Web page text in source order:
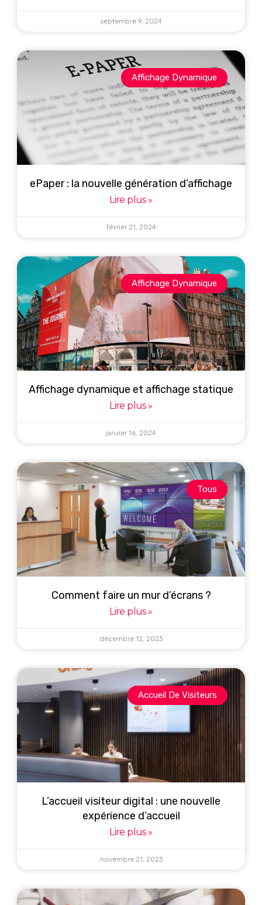
septembre 9, 2024
Affichage Dynamique
ePaper : la nouvelle génération d’affichage
Lire plus »
février 21, 2024
Affichage Dynamique
Affichage dynamique et affichage statique
Lire plus »
janvier 16, 2024
Tous
Comment faire un mur d’écrans ?
Lire plus »
décembre 12, 2023
Accueil De Visiteurs
L’accueil visiteur digital : une nouvelle
expérience d’accueil
Lire plus »
novembre 21, 2023